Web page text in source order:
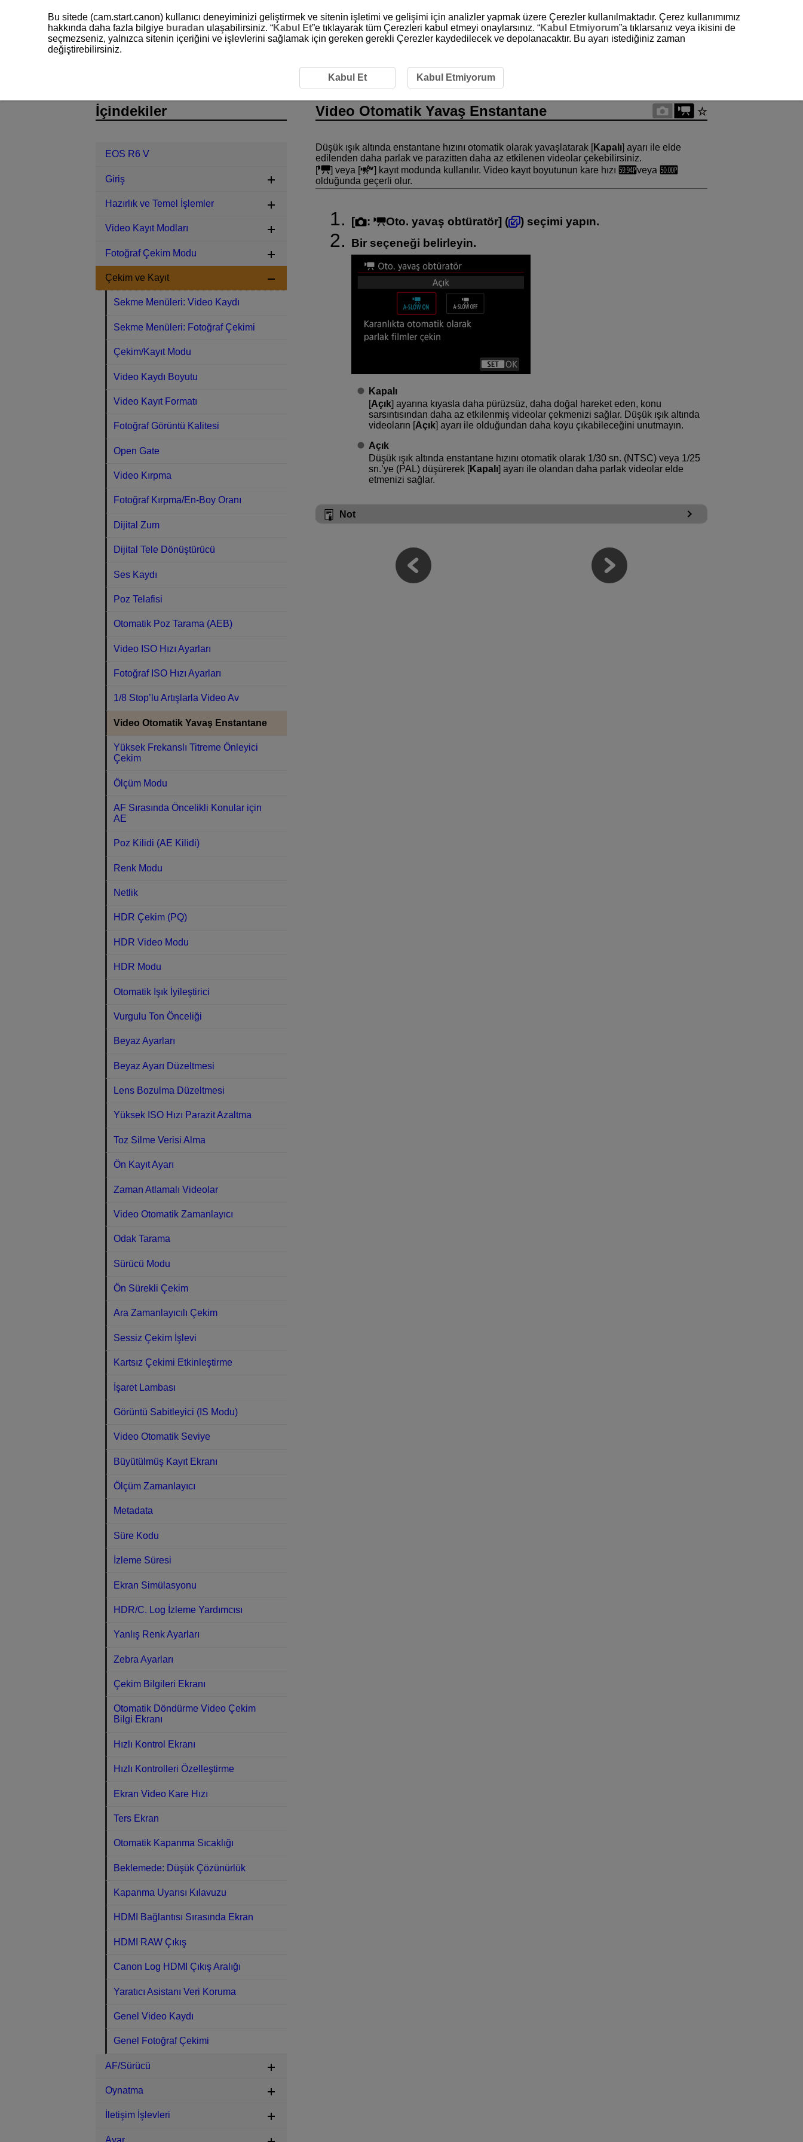
Video Otomatik Yavaş Enstantane
Düşük ışık altında enstantane hızını otomatik olarak yavaşlatarak [Kapalı] ayarı ile elde
edilenden daha parlak ve parazitten daha az etkilenen videolar çekebilirsiniz.
[
] veya [ ] kayıt modunda kullanılır. Video kayıt boyutunun kare hızı
veya
olduğunda geçerli olur.
[ : Oto. yavaş obtüratör] (
) seçimi yapın.
Bir seçeneği belirleyin.
Kapalı
[Açık] ayarına kıyasla daha pürüzsüz, daha doğal hareket eden, konu
sarsıntısından daha az etkilenmiş videolar çekmenizi sağlar. Düşük ışık altında
videoların [Açık] ayarı ile olduğundan daha koyu çıkabileceğini unutmayın.
Açık
Düşük ışık altında enstantane hızını otomatik olarak 1/30 sn. (NTSC) veya 1/25
sn.’ye (PAL) düşürerek [Kapalı] ayarı ile olandan daha parlak videolar elde
etmenizi sağlar.
Not
İçindekiler
EOS R6 V
Giriş
Hazırlık ve Temel İşlemler
Video Kayıt Modları
Fotoğraf Çekim Modu
Çekim ve Kayıt
Sekme Menüleri: Video Kaydı
Sekme Menüleri: Fotoğraf Çekimi
Çekim/Kayıt Modu
Video Kaydı Boyutu
Video Kayıt Formatı
Fotoğraf Görüntü Kalitesi
Open Gate
Video Kırpma
Fotoğraf Kırpma/En-Boy Oranı
Dijital Zum
Dijital Tele Dönüştürücü
Ses Kaydı
Poz Telafisi
Otomatik Poz Tarama (AEB)
Video ISO Hızı Ayarları
Fotoğraf ISO Hızı Ayarları
1/8 Stop’lu Artışlarla Video Av
Video Otomatik Yavaş Enstantane
Yüksek Frekanslı Titreme Önleyici
Çekim
Ölçüm Modu
AF Sırasında Öncelikli Konular için
AE
Poz Kilidi (AE Kilidi)
Renk Modu
Netlik
HDR Çekim (PQ)
HDR Video Modu
HDR Modu
Otomatik Işık İyileştirici
Vurgulu Ton Önceliği
Beyaz Ayarları
Beyaz Ayarı Düzeltmesi
Lens Bozulma Düzeltmesi
Yüksek ISO Hızı Parazit Azaltma
Toz Silme Verisi Alma
Ön Kayıt Ayarı
Zaman Atlamalı Videolar
Video Otomatik Zamanlayıcı
Odak Tarama
Sürücü Modu
Ön Sürekli Çekim
Ara Zamanlayıcılı Çekim
Sessiz Çekim İşlevi
Kartsız Çekimi Etkinleştirme
İşaret Lambası
Görüntü Sabitleyici (IS Modu)
Video Otomatik Seviye
Büyütülmüş Kayıt Ekranı
Ölçüm Zamanlayıcı
Metadata
Süre Kodu
İzleme Süresi
Ekran Simülasyonu
HDR/C. Log İzleme Yardımcısı
Yanlış Renk Ayarları
Zebra Ayarları
Çekim Bilgileri Ekranı
Otomatik Döndürme Video Çekim
Bilgi Ekranı
Hızlı Kontrol Ekranı
Hızlı Kontrolleri Özelleştirme
Ekran Video Kare Hızı
Ters Ekran
Otomatik Kapanma Sıcaklığı
Beklemede: Düşük Çözünürlük
Kapanma Uyarısı Kılavuzu
HDMI Bağlantısı Sırasında Ekran
HDMI RAW Çıkış
Canon Log HDMI Çıkış Aralığı
Yaratıcı Asistanı Veri Koruma
Genel Video Kaydı
Genel Fotoğraf Çekimi
AF/Sürücü
Oynatma
İletişim İşlevleri
Ayar
Bu sitede (cam.start.canon) kullanıcı deneyiminizi geliştirmek ve sitenin işletimi ve gelişimi için analizler yapmak üzere Çerezler kullanılmaktadır. Çerez kullanımımız
hakkında daha fazla bilgiye buradan ulaşabilirsiniz. “Kabul Et”e tıklayarak tüm Çerezleri kabul etmeyi onaylarsınız. “Kabul Etmiyorum”a tıklarsanız veya ikisini de
seçmezseniz, yalnızca sitenin içeriğini ve işlevlerini sağlamak için gereken gerekli Çerezler kaydedilecek ve depolanacaktır. Bu ayarı istediğiniz zaman
değiştirebilirsiniz.
Kabul Et Kabul Etmiyorum